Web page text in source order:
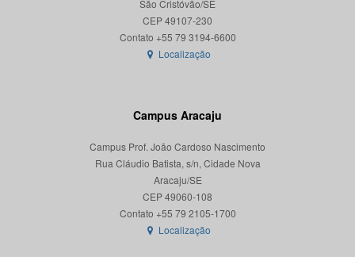
São Cristóvão/SE
CEP 49107-230
Localização
Campus Aracaju
Campus Prof. João Cardoso Nascimento
Rua Cláudio Batista, s/n, Cidade Nova
Aracaju/SE
CEP 49060-108
Localização